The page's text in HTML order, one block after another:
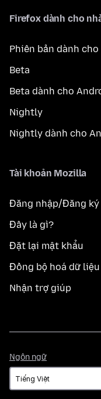
Firefox dành cho
Phiên bản dành
Beta
Beta dành cho
Nightly
Nightly dành cho
Tài khoản Mozilla
Đăng nhập/Đăng ký
Đây là gì?
Đặt lại mật khẩu
Đồng bộ hoá dữ liệu
Nhận trợ giúp
Ngôn ngữ
ngữ